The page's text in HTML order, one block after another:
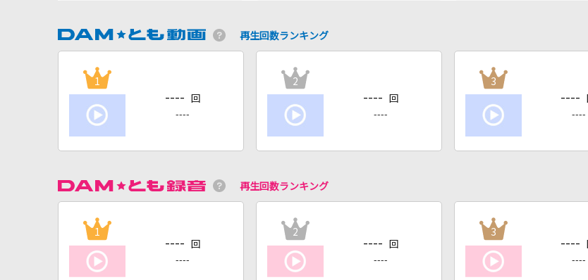
再生回数ランキング
1
---- 回
----
2
---- 回
----
3
----
----
再生回数ランキング
1
---- 回
----
2
---- 回
----
3
----
----